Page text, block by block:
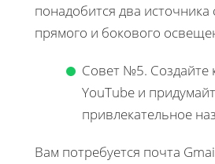
понадобится два источника
прямого и бокового
Совет №5. Создайте
YouTube и
привлекательное
Вам потребуется почта